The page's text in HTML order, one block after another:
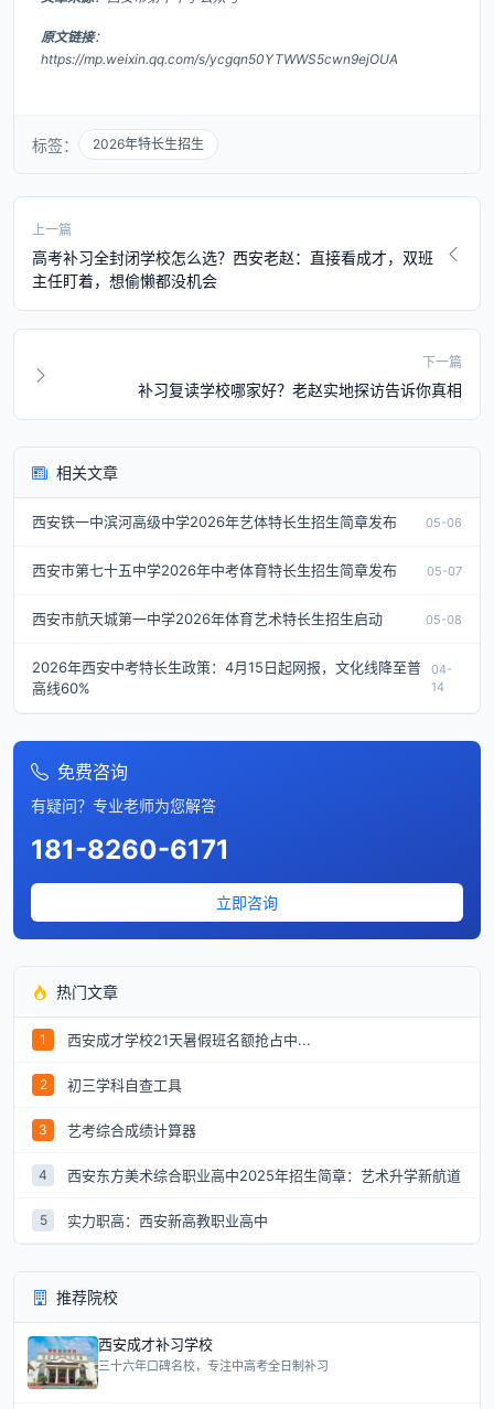
原文链接：
https://mp.weixin.qq.com/s/ycgqn50YTWWS5cwn9ejOUA
标签： 2026年特长生招生
上一篇
高考补习全封闭学校怎么选？西安老赵：直接看成才，双班
主任盯着，想偷懒都没机会
下一篇
补习复读学校哪家好？老赵实地探访告诉你真相
相关文章
西安铁一中滨河高级中学2026年艺体特长生招生简章发布 05-06
西安市第七十五中学2026年中考体育特长生招生简章发布 05-07
西安市航天城第一中学2026年体育艺术特长生招生启动 05-08
2026年西安中考特长生政策：4月15日起网报，文化线降至普
高线60%
04-
14
免费咨询
有疑问？专业老师为您解答
181-8260-6171
立即咨询
热门文章
1 西安成才学校21天暑假班名额抢占中...
2 初三学科自查工具
3 艺考综合成绩计算器
4 西安东方美术综合职业高中2025年招生简章：艺术升学新航道
5 实力职高：西安新高教职业高中
推荐院校
西安成才补习学校
三十六年口碑名校，专注中高考全日制补习